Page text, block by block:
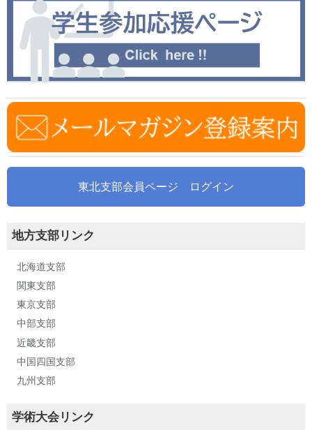
東北支部会員ページ ログイン
地方支部リンク
北海道支部
関東支部
東京支部
中部支部
近畿支部
中国四国支部
九州支部
学術大会リンク